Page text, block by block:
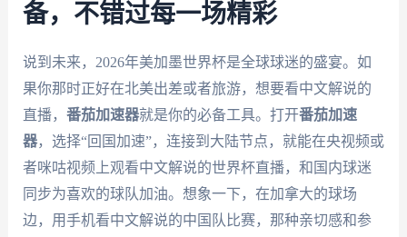
备，不错过每一场精彩
说到未来，2026年美加墨世界杯是全球球迷的盛宴。如
果你那时正好在北美出差或者旅游，想要看中文解说的
直播， 番茄加速器就是你的必备工具。打开番茄加速
器，选择“回国加速”，连接到大陆节点，就能在央视频或
者咪咕视频上观看中文解说的世界杯直播，和国内球迷
同步为喜欢的球队加油。想象一下，在加拿大的球场
边，用手机看中文解说的中国队比赛，那种亲切感和参